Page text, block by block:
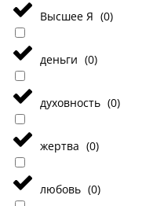
Высшее Я (0)
деньги (0)
духовность (0)
жертва (0)
любовь (0)